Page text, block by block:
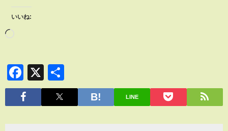
いいね:
Facebook
X
有
LINE